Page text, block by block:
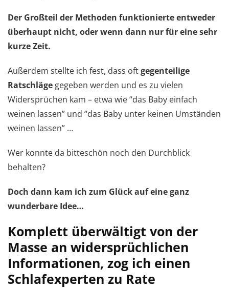
Der Großteil der Methoden funktionierte entweder
überhaupt nicht, oder wenn dann nur für eine sehr
kurze Zeit.
Außerdem stellte ich fest, dass oftgegenteilige
Ratschläge gegeben werden und es zu vielen
Widersprüchen kam – etwa wie “das Baby einfach
weinen lassen” und “das Baby unter keinen Umständen
weinen lassen” …
Wer konnte da bitteschön noch den Durchblick
behalten?
Doch dann kam ich zum Glück auf eine ganz
wunderbare Idee…
Komplett überwältigt von der
Masse an widersprüchlichen
Informationen, zog ich einen
Schlafexperten zu Rate